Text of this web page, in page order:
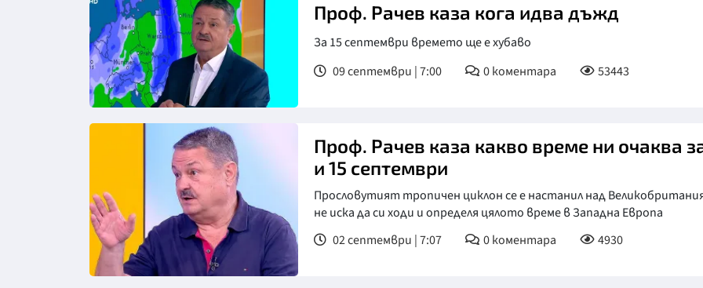
Проф. Рачев каза кога идва дъжд
За 15 септември времето ще е хубаво
09 септември | 7:00
0коментара 53443
Проф. Рачев каза какво време ни очаква
и 15 септември
Прословутият тропичен циклон се е настанил над
не иска да си ходи и определя цялото време в Западна Европа
02 септември | 7:07
0коментара 4930